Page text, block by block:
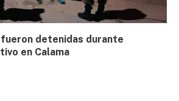
detenidas durante
en Calama